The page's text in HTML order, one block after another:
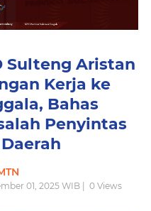
Sulteng Aristan
Kerja ke
Bahas
Penyintas
01, 2025 WIB | 0 Views